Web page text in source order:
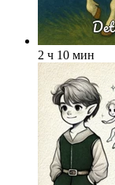
2 ч 10 мин